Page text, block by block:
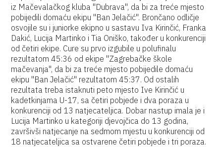
iz Mačevalačkog kluba "Dubrava", da bi za treće mjesto
pobijedili domaću ekipu "Ban Jelačić". Brončano odličje
osvojile su i juniorke ekipno u sastavu Iva Kirinčić, Franka
Dakić, Lucija Martinko i Tia Oniško, također u konkurenciji
od četiri ekipe. Cure su prvo izgubile u polufinalu
rezultatom 45:36 od ekipe "Zagrebačke škole
mačevanja", da bi za treće mjesto pobijedile domaću
ekipu "Ban Jelačić" rezultatom 45:37. Od ostalih
rezultata treba istaknuti peto mjesto Ive Kirinčić u
kadetkinjama U-17, sa četiri pobjede i dva poraza u
konkurenciji od 13 natjecateljica. Dobar nastup imala je i
Lucija Martinko u kategoriji djevojčica do 13 godina,
završivši natjecanje na sedmom mjestu u konkurenciji od
18 natjecateljica sa ostvarene četiri pobjede i tri poraza.